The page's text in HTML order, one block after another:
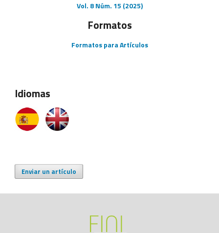
Vol. 8 Núm. 15 (2025)
Formatos
Formatos para Artículos
Idiomas
Enviar un artículo